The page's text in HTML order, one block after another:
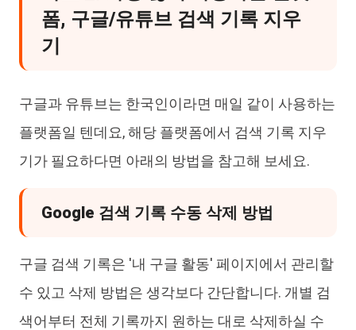
폼, 구글/유튜브 검색 기록 지우
기
구글과 유튜브는 한국인이라면 매일 같이 사용하는
플랫폼일 텐데요, 해당 플랫폼에서 검색 기록 지우
기가 필요하다면 아래의 방법을 참고해 보세요.
Google 검색 기록 수동 삭제 방법
구글 검색 기록은 '내 구글 활동' 페이지에서 관리할
수 있고 삭제 방법은 생각보다 간단합니다. 개별 검
색어부터 전체 기록까지 원하는 대로 삭제하실 수